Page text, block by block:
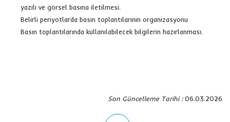
yazılı ve görsel basına iletilmesi.
Belirli periyotlarda basın toplantılarının organizasyonu
Basın toplantılarında kullanılabilecek bilgilerin hazırlanması.
Son Güncelleme Tarihi :06.03.2026